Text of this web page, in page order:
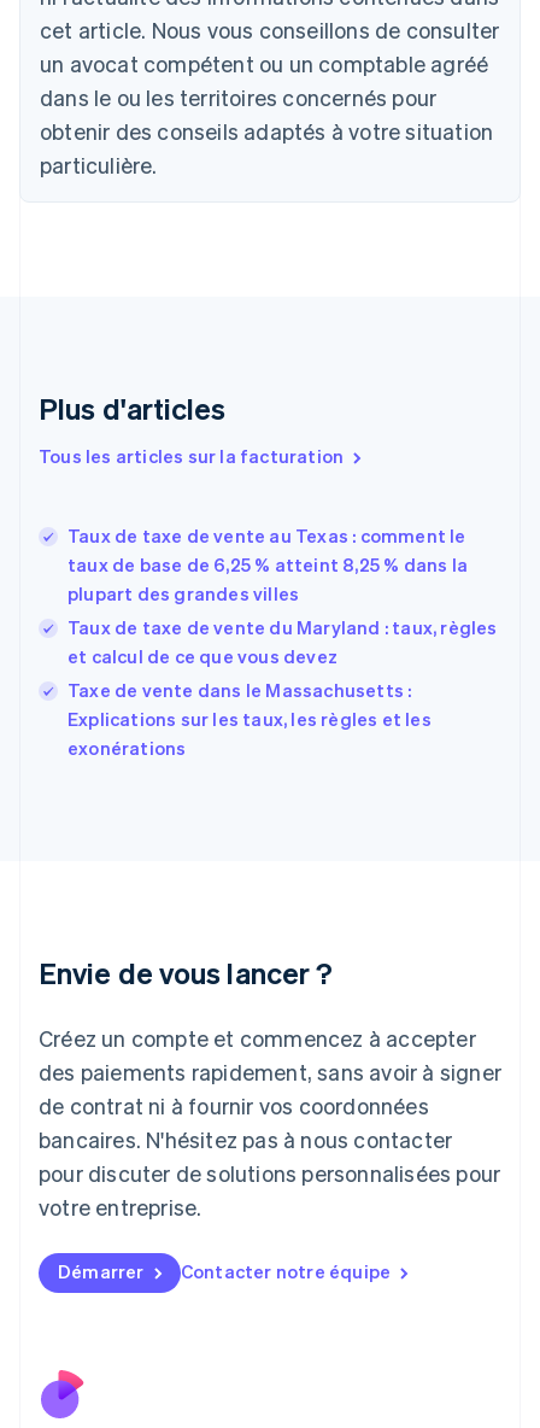
cet article. Nous vous conseillons de consulter
un avocat compétent ou un comptable agréé
dans le ou les territoires concernés pour
obtenir des conseils adaptés à votre situation
particulière.
Plus d'articles
Tous les articles sur la facturation
Taux de taxe de vente au Texas : comment le
taux de base de 6,25 % atteint 8,25 % dans la
plupart des grandes villes
Taux de taxe de vente du Maryland : taux, règles
et calcul de ce que vous devez
Taxe de vente dans le Massachusetts :
Explications sur les taux, les règles et les
exonérations
Envie de vous lancer ?
Créez un compte et commencez à accepter
des paiements rapidement, sans avoir à signer
de contrat ni à fournir vos coordonnées
bancaires. N'hésitez pas à nous contacter
pour discuter de solutions personnalisées pour
votre entreprise.
Démarrer Contacter notre équipe
DeutschEnglish
Belgique
Nederlands Français Deutsch
Brésil
PortuguêsEnglish
Bulgarie
Canada
Danemark
English
Émirats arabes unis
EspañolEnglish
Estonie
États-Unis
English Español简体中文
Finlande
France
FrançaisEnglish
Gibraltar
English
Italie
Japon
日本語
Lettonie
English
Liechtenstein
DeutschEnglish
English
FrançaisDeutschEnglish
Malaisie
Mexique
Español